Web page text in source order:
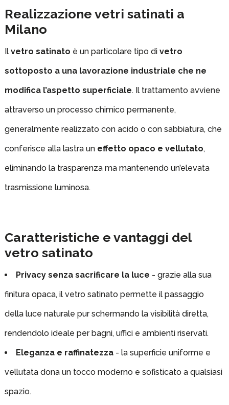
Realizzazione vetri satinati a
Milano
Il vetro satinato è un particolare tipo di vetro
sottoposto a una lavorazione industriale che ne
modifica l’aspetto superficiale. Il trattamento avviene
attraverso un processo chimico permanente,
generalmente realizzato con acido o con sabbiatura, che
conferisce alla lastra un effetto opaco e vellutato,
eliminando la trasparenza ma mantenendo un’elevata
trasmissione luminosa.
Caratteristiche e vantaggi del
vetro satinato
Privacy senza sacrificare la luce - grazie alla sua
finitura opaca, il vetro satinato permette il passaggio
della luce naturale pur schermando la visibilità diretta,
rendendolo ideale per bagni, uffici e ambienti riservati.
Eleganza e raffinatezza- la superficie uniforme e
vellutata dona un tocco moderno e sofisticato a qualsiasi
spazio.